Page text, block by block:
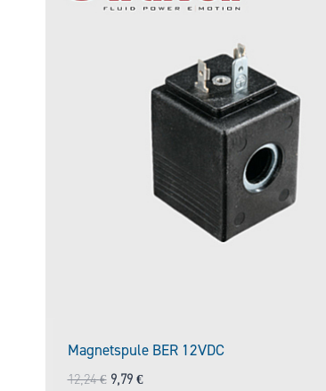
Magnetspule BER 12VDC
12,24€ Ursprünglicher
9,79 €Aktueller